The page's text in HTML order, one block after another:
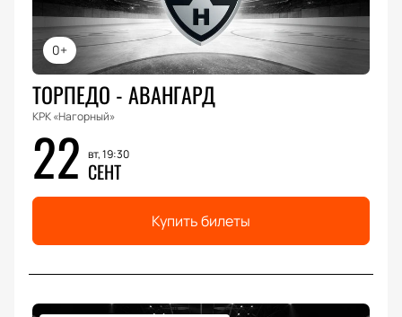
0+
ТОРПЕДО - АВАНГАРД
КРК «Нагорный»
22 вт, 19:30
СЕНТ
Купить билеты